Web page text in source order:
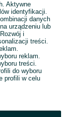
Aktywne
identyfikacji.
danych
urządzeniu lub
i
treści.
reklam.
treści.
do wyboru
profili w celu